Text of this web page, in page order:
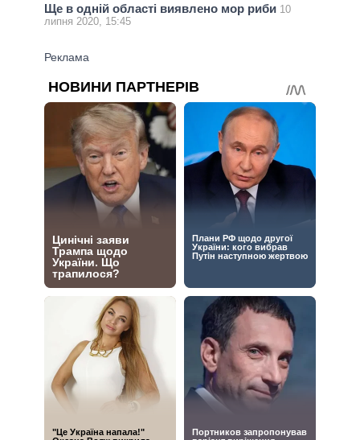
Ще в одній області виявлено мор риби 10
липня 2020, 15:45